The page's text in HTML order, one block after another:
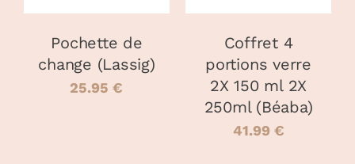
PEUVENT
ÊTRE
CHOISIES
SUR
Pochette de
change (Lassig)
25.95€
PEUVENT
ÊTRE
CHOISIES
SUR
LA
PAGE
DU
Coffret 4
portions verre
2X 150 ml 2X
250ml (Béaba)
41.99 €